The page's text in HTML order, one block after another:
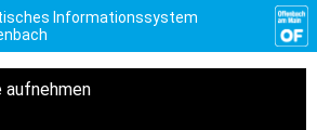
Informationssystem
aufnehmen